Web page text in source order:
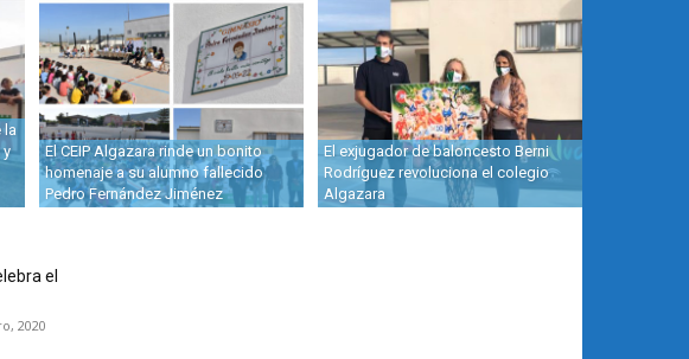
la
y
El CEIP Algazara rinde un bonito
homenaje a su alumno fallecido
Pedro Fernández Jiménez
El exjugador de baloncesto Berni
Rodríguez revoluciona el colegio
Algazara
el
2020